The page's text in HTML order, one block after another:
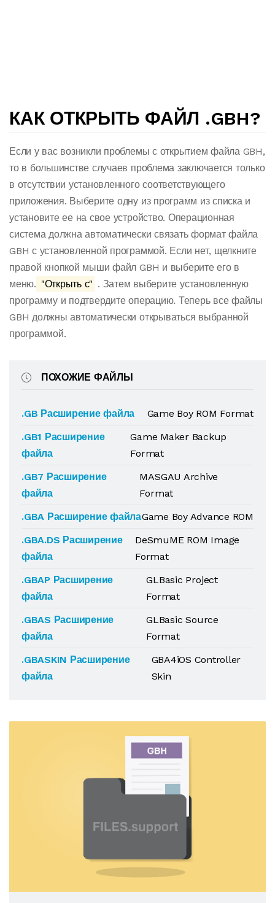
КАК ОТКРЫТЬ ФАЙЛ .GBH?
Если у вас возникли проблемы с открытием файла GBH,
то в большинстве случаев проблема заключается только
в отсутствии установленного соответствующего
приложения. Выберите одну из программ из списка и
установите ее на свое устройство. Операционная
система должна автоматически связать формат файла
GBH с установленной программой. Если нет, щелкните
правой кнопкой мыши файл GBH и выберите его в
меню. "Открыть с" . Затем выберите установленную
программу и подтвердите операцию. Теперь все файлы
GBH должны автоматически открываться выбранной
программой.
ПОХОЖИЕ ФАЙЛЫ
.GB Расширение файла
Game Boy ROM Format
.GB1 Расширение
файла
Game Maker Backup
Format
.GB7 Расширение
файла
MASGAU Archive
Format
.GBA Расширение файлаGame Boy Advance ROM
.GBA.DS Расширение
файла
DeSmuME ROM Image
Format
.GBAP Расширение
файла
GLBasic Project
Format
.GBAS Расширение
файла
GLBasic Source
Format
.GBASKIN Расширение
файла
GBA4iOS Controller
Skin